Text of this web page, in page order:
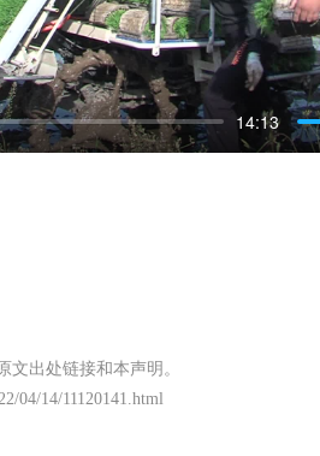
14:13
文出处链接和本声明。
04/14/11120141.html